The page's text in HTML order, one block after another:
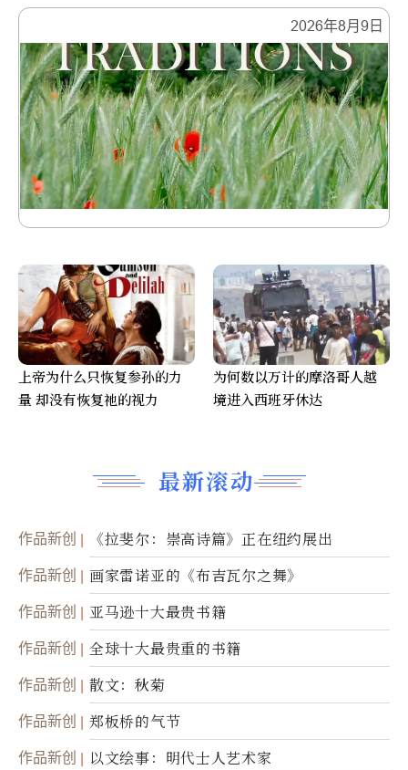
2026年8月9日
最新滚动
作品新创 《拉斐尔：崇高诗篇》正在纽约展出
作品新创 画家雷诺亚的《布吉瓦尔之舞》
作品新创 亚马逊十大最贵书籍
作品新创 全球十大最贵重的书籍
作品新创 散文：秋菊
作品新创 郑板桥的气节
作品新创 以文绘事：明代士人艺术家
上帝为什么只恢复参孙的力
量 却没有恢复祂的视力
为何数以万计的摩洛哥人越
境进入西班牙休达